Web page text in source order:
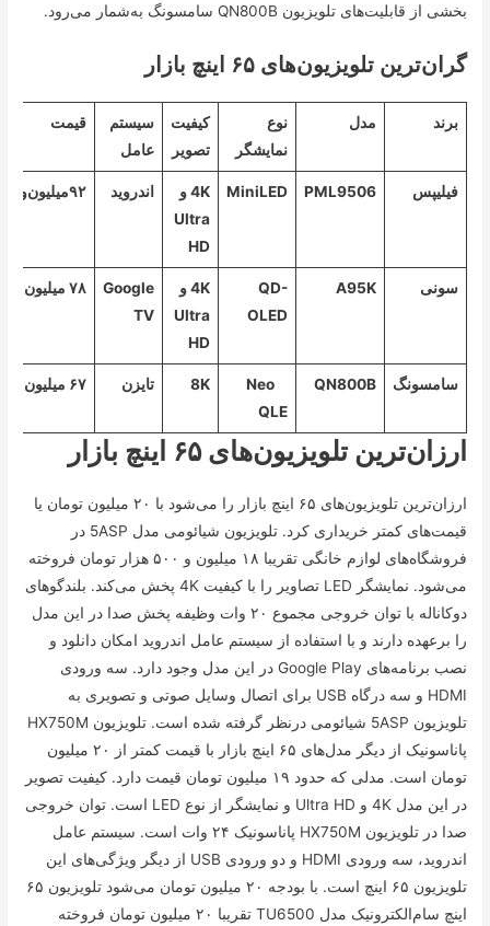
بخشی از قابلیت‌های تلویزیون QN800B سامسونگ به‌شمار می‌رود.
گران‌ترین تلویزیون‌های ۶۵ اینچ بازار
برند مدل
نوع
نمایشگر
کیفیت
تصویر
سیستم
عامل
قیمت
فیلیپس PML9506
MiniLED
4K و
Ultra
HD
اندروید ۹۲‌میلیون‌و۵۰۰هزارتومان
سونی A95K
QD-
OLED
4K و
Ultra
HD
Google
TV
۷۸ میلیون تومان
سامسونگ QN800B
Neo
QLE
8K تایزن ۶۷ میلیون تومان
ارزان‌ترین تلویزیون‌های ۶۵ اینچ بازار
ارزان‌ترین تلویزیون‌های ۶۵ اینچ بازار را می‌شود با ۲۰ میلیون تومان یا
قیمت‌های کمتر خریداری کرد. تلویزیون شیائومی مدل 5ASP در
فروشگاه‌های لوازم خانگی تقریبا ۱۸ میلیون و ۵۰۰ هزار تومان فروخته
می‌شود. نمایشگر LED تصاویر را با کیفیت 4K پخش می‌کند. بلندگو‌های
دوکاناله با توان خروجی مجموع ۲۰ وات وظیفه پخش صدا در این مدل
را برعهده دارند و با استفاده از سیستم عامل اندروید امکان دانلود و
نصب برنامه‌های Google Play در این مدل وجود دارد. سه ورودی
HDMI و سه درگاه USB برای اتصال وسایل صوتی و تصویری به
تلویزیون 5ASP شیائومی درنظر گرفته شده است. تلویزیون HX750M
پاناسونیک از دیگر مدل‌های ۶۵ اینچ بازار با قیمت کمتر از ۲۰ میلیون
تومان است. مدلی که حدود ۱۹ میلیون تومان قیمت دارد. کیفیت تصویر
در این مدل 4K و Ultra HD و نمایشگر از نوع LED است. توان خروجی
صدا در تلویزیون HX750M پاناسونیک ۲۴ وات است. سیستم عامل
اندروید، سه ورودی HDMI و دو ورودی USB از دیگر ویژگی‌های این
تلویزیون ۶۵ اینچ است. با بودجه ۲۰ میلیون تومان می‌شود تلویزیون ۶۵
اینچ سام‌الکترونیک مدل TU6500 تقریبا ۲۰ میلیون تومان فروخته